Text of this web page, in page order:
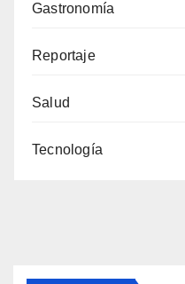
Gastronomía
Reportaje
Salud
Tecnología